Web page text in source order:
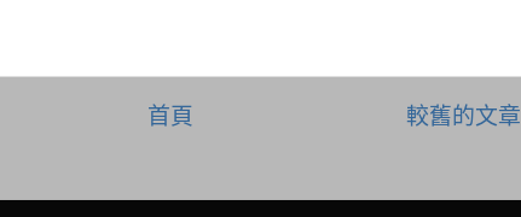
較舊的文章
首頁